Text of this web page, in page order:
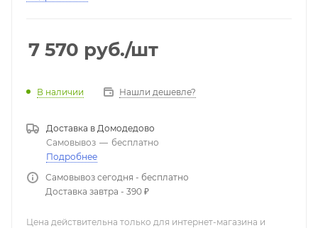
Цвет:Натуральный
7 570 руб./шт
В наличии Нашли дешевле?
Доставка в Домодедово
Самовывоз — бесплатно
Подробнее
Самовывоз сегодня - бесплатно
Доставка завтра - 390 ₽
Цена действительна только для интернет-магазина и